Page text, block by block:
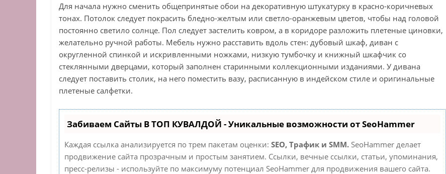
Для начала нужно сменить общепринятые обои на декоративную штукатурку в красно-коричневых
тонах. Потолок следует покрасить бледно-желтым или светло-оранжевым цветов, чтобы над головой
постоянно светило солнце. Пол следует застелить ковром, а в коридоре разложить плетеные циновки,
желательно ручной работы. Мебель нужно расставить вдоль стен: дубовый шкаф, диван с
округленной спинкой и искривленными ножками, низкую тумбочку и книжный шкафчик со
стеклянными дверцами, который заполнен старинными коллекционными изданиями. У дивана
следует поставить столик, на него поместить вазу, расписанную в индейском стиле и оригинальные
плетеные салфетки.
Забиваем Сайты В ТОП КУВАЛДОЙ - Уникальные возможности от SeoHammer
Каждая ссылка анализируется по трем пакетам оценки: SEO, Трафик и SMM. SeoHammer делает
продвижение сайта прозрачным и простым занятием. Ссылки, вечные ссылки, статьи, упоминания,
пресс-релизы - используйте по максимуму потенциал SeoHammer для продвижения вашего сайта.